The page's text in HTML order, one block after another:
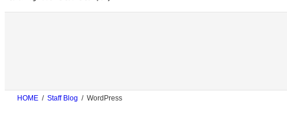
HOME Staff Blog WordPress